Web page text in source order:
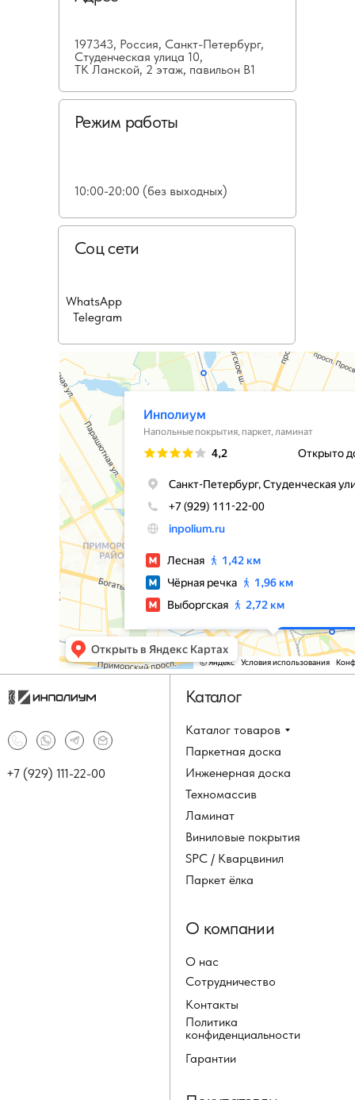
197343, Россия, Санкт-Петербург,
Студенческая улица 10,
ТК Ланской, 2 этаж, павильон В1
Режим работы
10:00-20:00 (без выходных)
Соц сети
WhatsApp
Telegram
Каталог товаров
Паркетная доска
Инженерная доска
Техномассив
+7 (929) 111-22-00
Каталог
Ламинат
Виниловые покрытия
SPC / Кварцвинил
Паркет ёлка
О нас
Сотрудничество
Контакты
Политика
конфиденциальности
О компании
Гарантии